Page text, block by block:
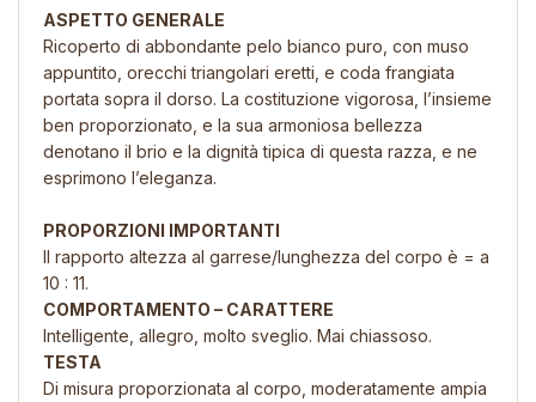
ASPETTO GENERALE
Ricoperto di abbondante pelo bianco puro, con muso
appuntito, orecchitriangolari eretti, e coda frangiata
portata sopra il dorso. La costituzione vigorosa, l’insieme
ben proporzionato, e la sua armoniosa bellezza
denotano il brio e la dignitàtipica di questa razza, e ne
esprimono l’eleganza.
PROPORZIONI IMPORTANTI
Il rapporto altezza al garrese/lunghezza del corpo è = a
10 : 11.
COMPORTAMENTO – CARATTERE
Intelligente, allegro, molto sveglio. Mai chiassoso.
TESTA
Di misura proporzionata al corpo, moderatamente ampia